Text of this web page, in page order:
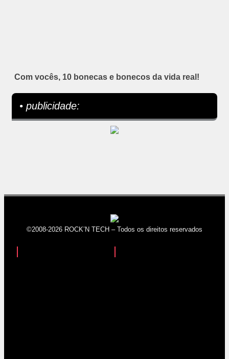
Com vocês, 10 bonecas e bonecos da vida real!
• publicidade:
©2008-2026 ROCK’N TECH – Todos os direitos reservados